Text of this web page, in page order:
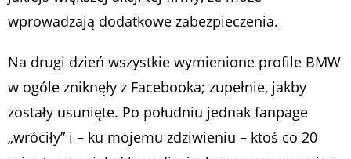
wprowadzają dodatkowe zabezpieczenia.
Na drugi dzień wszystkie wymienione profile BMW
w ogóle zniknęły z Facebooka; zupełnie, jakby
zostały usunięte. Po południu jednak fanpage
„wróciły” i – ku mojemu zdziwieniu – ktoś co 20